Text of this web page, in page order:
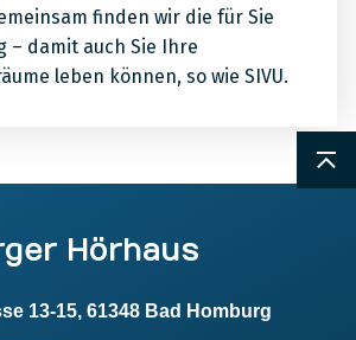
finden wir die für Sie
– damit auch Sie Ihre
leben können, so wie SIVU.
Hörhaus
13-15, 61348 Bad Homburg